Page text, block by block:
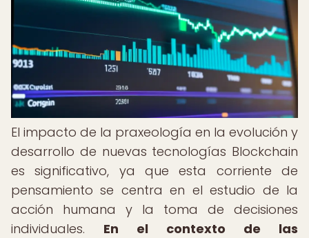
El impacto de la praxeología en la evolución y
desarrollo de nuevas tecnologías Blockchain
es significativo, ya que esta corriente de
pensamiento se centra en el estudio de la
acción humana y la toma de decisiones
individuales. En el contexto de las